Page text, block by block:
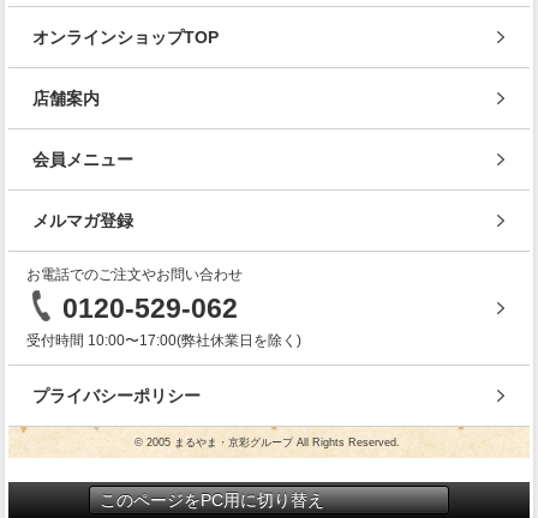
オンラインショップTOP
店舗案内
会員メニュー
メルマガ登録
お電話でのご注文やお問い合わせ
0120-529-062
受付時間 10:00〜17:00(弊社休業日を除く)
プライバシーポリシー
© 2005 まるやま・京彩グループ All Rights Reserved.
このページをPC用に切り替え